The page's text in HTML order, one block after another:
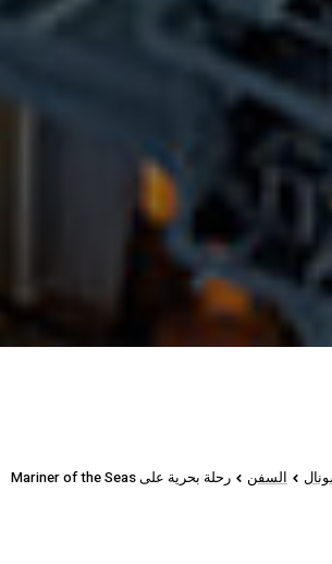
السفن رحلة بحرية على Mariner of the Seas